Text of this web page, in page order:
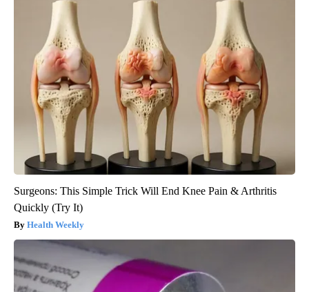
Surgeons: This Simple Trick Will End Knee Pain & Arthritis
Quickly (Try It)
Health Weekly